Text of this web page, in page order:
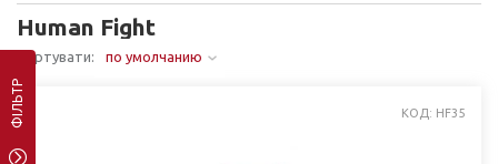
Human Fight
Сортувати: по умолчанию
ФІЛЬТР КОД: HF35